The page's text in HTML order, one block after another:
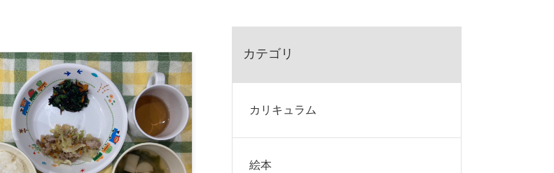
カテゴリ
カリキュラム
絵本